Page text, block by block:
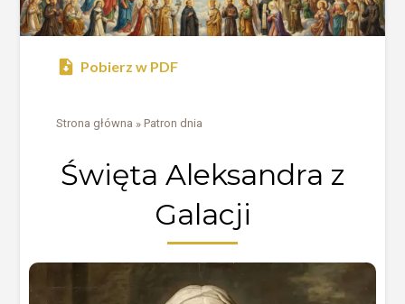
Pobierz w PDF
Strona główna »Patron dnia
Święta Aleksandra z
Galacji